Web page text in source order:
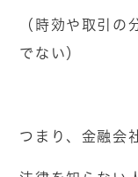
（時効や取引の
でない）
つまり、金融会